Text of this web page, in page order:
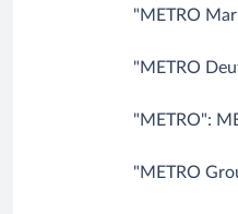
"METRO
"METRO
"METRO":
"METRO